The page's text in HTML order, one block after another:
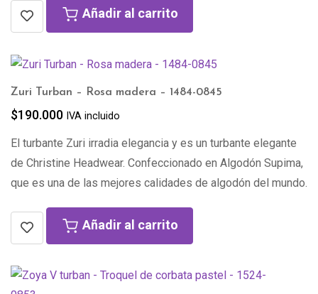
Añadir al carrito
Zuri Turban – Rosa madera – 1484-0845
$190.000 IVA incluido
El turbante Zuri irradia elegancia y es un turbante elegante
de Christine Headwear. Confeccionado en Algodón Supima,
que es una de las mejores calidades de algodón del mundo.
Añadir al carrito